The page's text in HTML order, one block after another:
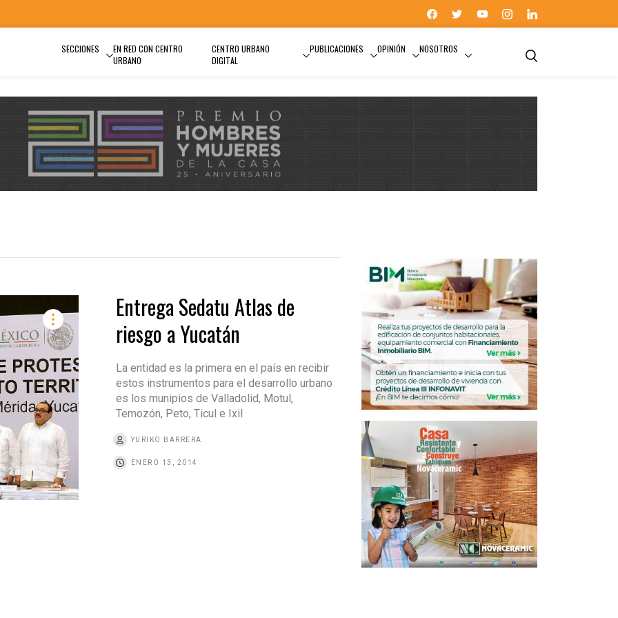
SECCIONES
EN RED CON CENTRO
URBANO
CENTRO URBANO
DIGITAL
PUBLICACIONES OPINIÓN NOSOTROS
Entrega Sedatu Atlas de
riesgo a Yucatán
La entidad es la primera en el país en recibir
estos instrumentos para el desarrollo urbano
es los munipios de Valladolid, Motul,
Temozón, Peto, Ticul e Ixil
YURIKO BARRERA
ENERO 13, 2014
SEDATU